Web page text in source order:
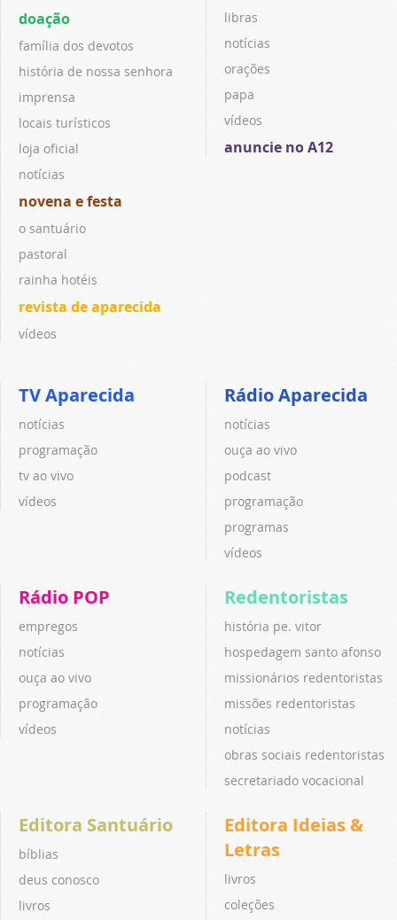
doação
família dos devotos
história de nossa senhora
imprensa
locais turísticos
loja oficial
notícias
novena e festa
o santuário
pastoral
rainha hotéis
revista de aparecida
vídeos
libras
notícias
orações
papa
vídeos
anuncie no A12
TV Aparecida
notícias
programação
tv ao vivo
vídeos
Rádio Aparecida
notícias
ouça ao vivo
podcast
programação
programas
vídeos
Rádio POP
empregos
notícias
ouça ao vivo
programação
vídeos
Redentoristas
história pe. vitor
hospedagem santo afonso
missionários redentoristas
missões redentoristas
notícias
obras sociais redentoristas
secretariado vocacional
Editora Santuário
bíblias
deus conosco
livros
Editora Ideias &
Letras
livros
coleções